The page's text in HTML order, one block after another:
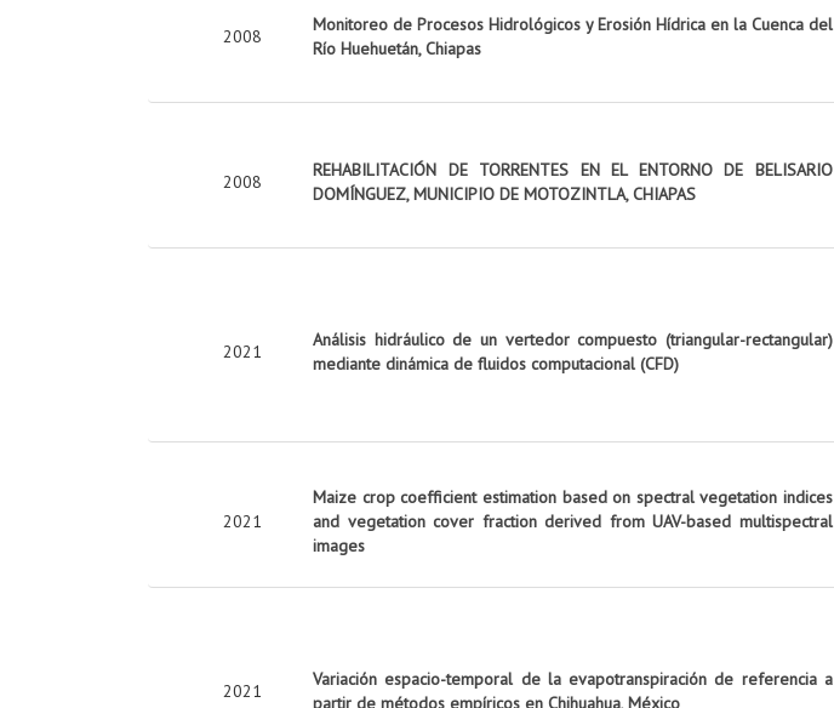
2008
Monitoreo de Procesos Hidrológicos y Erosión Hídrica en la Cuenca del
Río Huehuetán, Chiapas
2008
REHABILITACIÓN DE TORRENTES EN EL ENTORNO DE BELISARIO
DOMÍNGUEZ, MUNICIPIO DE MOTOZINTLA, CHIAPAS
2021
Análisis hidráulico de un vertedor compuesto (triangular-rectangular)
mediante dinámica de fluidos computacional (CFD)
2021
Maize crop coefficient estimation based on spectral vegetation indices
and vegetation cover fraction derived from UAV-based multispectral
images
2021
Variación espacio-temporal de la evapotranspiración de referencia a
partir de métodos empíricos en Chihuahua, México